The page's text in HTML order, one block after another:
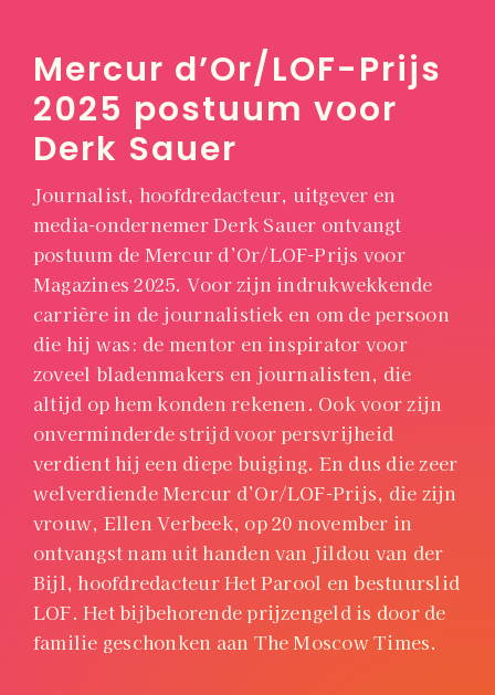
Mercur d’Or/LOF-Prijs
2025 postuum voor
Derk Sauer
Journalist, hoofdredacteur, uitgever en
media-ondernemer Derk Sauer ontvangt
postuum de Mercur d’Or/LOF-Prijs voor
Magazines 2025. Voor zijn indrukwekkende
carrière in de journalistiek en om de persoon
die hij was: de mentor en inspirator voor
zoveel bladenmakers en journalisten, die
altijd op hem konden rekenen. Ook voor zijn
onverminderde strijd voor persvrijheid
verdient hij een diepe buiging. En dus die zeer
welverdiende Mercur d’Or/LOF-Prijs, die zijn
vrouw, Ellen Verbeek, op 20 november in
ontvangst nam uit handen van Jildou van der
Bijl, hoofdredacteur Het Parool en bestuurslid
LOF.Het bijbehorende prijzengeld is door de
familie geschonken aan The Moscow Times.